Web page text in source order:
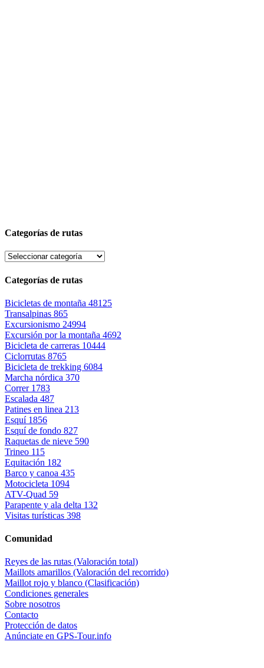
Categorías de rutas
Categorías de rutas
Bicicletas de montaña 48125
Transalpinas 865
Excursionismo 24994
Excursión por la montaña 4692
Bicicleta de carreras 10444
Ciclorrutas 8765
Bicicleta de trekking 6084
Marcha nórdica 370
Correr 1783
Escalada 487
Patines en linea 213
Esquí 1856
Esquí de fondo 827
Raquetas de nieve 590
Trineo 115
Equitación 182
Barco y canoa 435
Motocicleta 1094
ATV-Quad 59
Parapente y ala delta 132
Visitas turísticas 398
Comunidad
Reyes de las rutas (Valoración total)
Maillots amarillos (Valoración del recorrido)
Maillot rojo y blanco (Clasificación)
Condiciones generales
Sobre nosotros
Contacto
Protección de datos
Anúnciate en GPS-Tour.info